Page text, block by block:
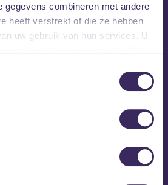
gegevens combineren met andere
heeft verstrekt of die ze hebben
uw gebruik van hun services. U